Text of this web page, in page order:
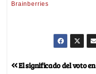
El significado del voto en